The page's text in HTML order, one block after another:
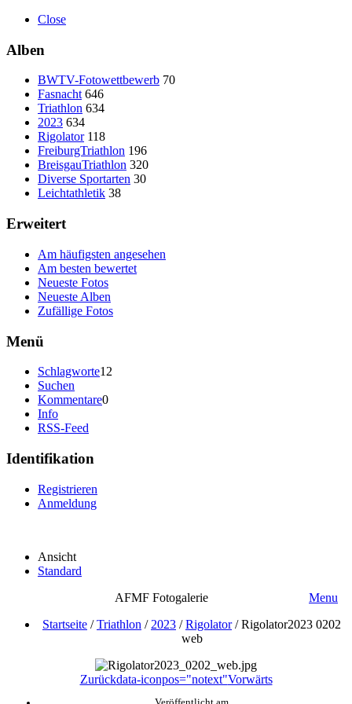
Close
Alben
BWTV-Fotowettbewerb 70
Fasnacht 646
Triathlon 634
2023 634
Rigolator 118
FreiburgTriathlon 196
BreisgauTriathlon 320
Diverse Sportarten 30
Leichtathletik 38
Erweitert
Am häufigsten angesehen
Am besten bewertet
Neueste Fotos
Neueste Alben
Zufällige Fotos
Menü
Schlagworte12
Suchen
Kommentare0
Info
RSS-Feed
Identifikation
Registrieren
Anmeldung
Ansicht
Standard
AFMF Fotogalerie
Menu
Startseite /Triathlon / 2023 /Rigolator/Rigolator2023 0202
web
Zurückdata-iconpos="notext"Vorwärts